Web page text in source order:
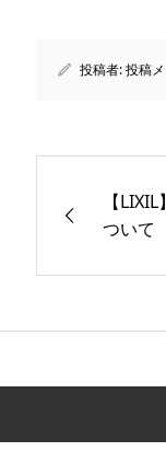
投稿者:投稿
【
ついて